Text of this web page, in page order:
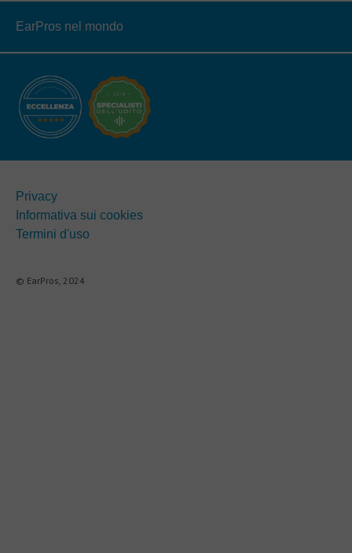
EarPros nel mondo
Privacy
Informativa sui cookies
Termini d'uso
© EarPros, 2024